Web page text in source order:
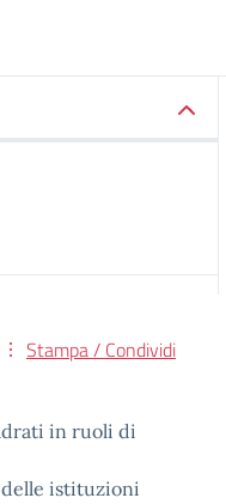
Stampa / Condividi
in ruoli di
istituzioni